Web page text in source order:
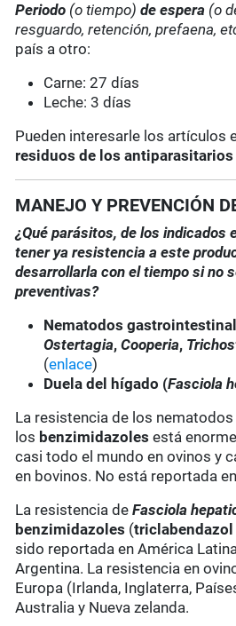
Periodo (o tiempo) de espera (o
resguardo, retención, prefaena,
país a otro:
Carne: 27 días
Leche: 3 días
Pueden interesarle los artículos
residuos de los antiparasitarios
MANEJO Y PREVENCIÓN
¿Qué parásitos, de los indicados
tener ya resistencia a este
desarrollarla con el tiempo si no
preventivas?
Nematodos
Ostertagia,Cooperia,
(enlace)
Duela del hígado (Fasciola
La resistencia de los
los benzimidazoles está
casi todo el mundo en ovinos y
en bovinos. No está reportada
La resistencia deFasciola
benzimidazoles (triclabendazol
sido reportada en América
Argentina. La resistencia en
Europa (Irlanda, Inglaterra,
Australia y Nueva zelanda.